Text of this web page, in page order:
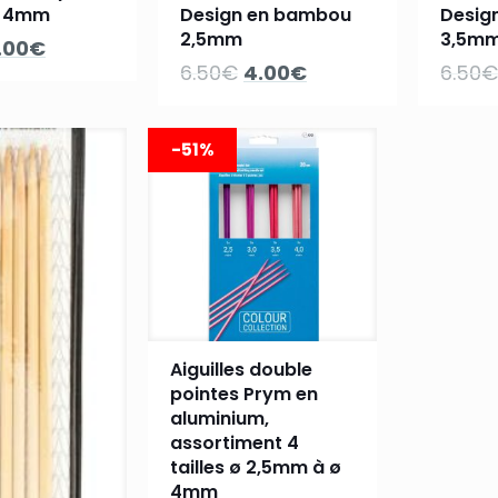
:
€Le
est :
4.00€.
Design en bambou
2,5mm
6.50€ Le
initial
était :
6.50€.
4.00€Le
actuel
est :
4.00€.
6.50€
-51%
Aiguilles double
pointes Prym en
aluminium,
assortiment 4
tailles ø 2,5mm à ø
4mm